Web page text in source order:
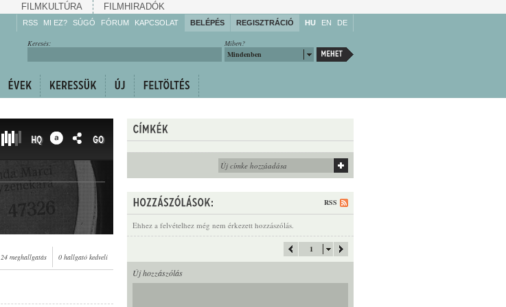
FILMKULTÚRA FILMHIRADÓK
RSS MI EZ? SÚGÓ
Gyarapítsa!
FÓRUM KAPCSOLAT BELÉPÉS REGISZTRÁCIÓ HU EN DE
Miben?
Mindenben
Keresés:
RSS
Ehhez a felvételhez még nem érkezett hozzászólás.
1
Új hozzászólás
HQ GO
24 meghallgatás 0 hallgató kedveli